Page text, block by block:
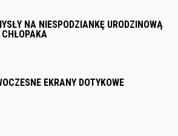
NA NIESPODZIANKĘ URODZINOWĄ
EKRANY DOTYKOWE